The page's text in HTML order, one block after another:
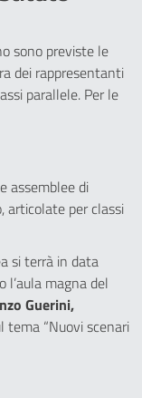
sono previste le
dei rappresentanti
parallele. Per le
assemblee di
articolate per classi
si terrà in data
l’aula magna del
Guerini,
tema “Nuovi scenari